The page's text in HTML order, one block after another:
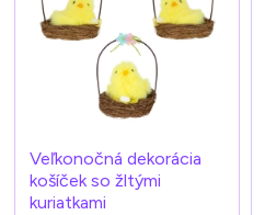
Veľkonočná dekorácia
košíček so žltými
kuriatkami